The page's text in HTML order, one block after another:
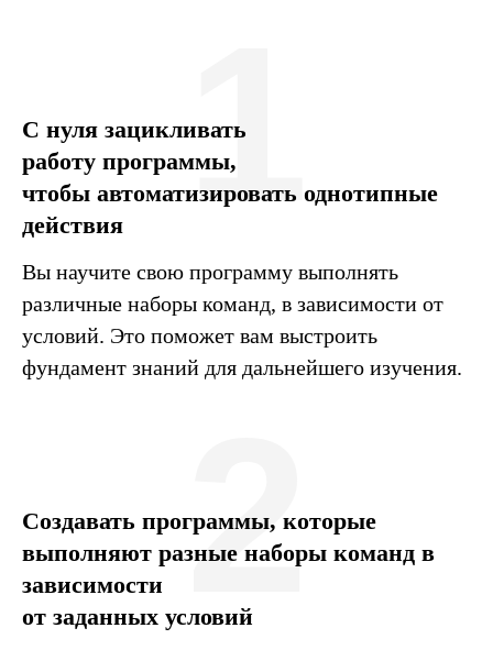
С нуля зацикливать
работу программы,
чтобы автоматизировать однотипные
действия
Вы научите свою программу выполнять
различные наборы команд, в зависимости от
условий. Это поможет вам выстроить
фундамент знаний для дальнейшего изучения.
1
Создавать программы, которые
выполняют разные наборы команд в
зависимости
от заданных условий
2